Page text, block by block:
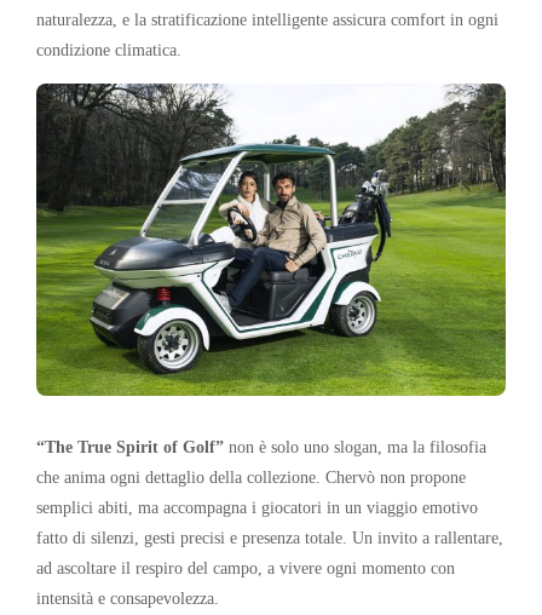
naturalezza, e la stratificazione intelligente assicura comfort in ogni
condizione climatica.
“The True Spirit of Golf” non è solo uno slogan, ma la filosofia
che anima ogni dettaglio della collezione. Chervò non propone
semplici abiti, ma accompagna i giocatori in un viaggio emotivo
fatto di silenzi, gesti precisi e presenza totale. Un invito a rallentare,
ad ascoltare il respiro del campo, a vivere ogni momento con
intensità e consapevolezza.